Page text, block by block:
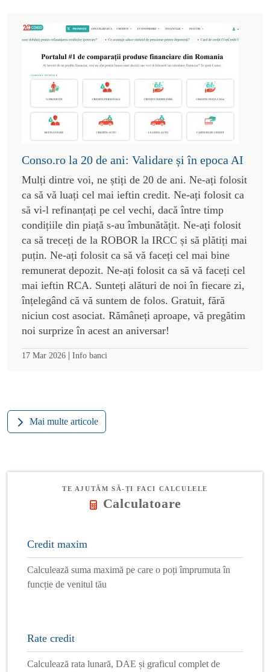
Conso.ro la 20 de ani: Validare și în epoca AI
Mulți dintre voi, ne știți de 20 de ani. Ne-ați folosit
ca să vă luați cel mai ieftin credit. Ne-ați folosit ca
să vi-l refinanțați pe cel vechi, dacă între timp
condițiile din piață s-au îmbunătățit. Ne-ați folosit
ca să treceți de la ROBOR la IRCC și să plătiți mai
puțin. Ne-ați folosit ca să vă faceți cel mai bine
remunerat depozit. Ne-ați folosit ca să vă faceți cel
mai ieftin RCA. Sunteți alături de noi în fiecare zi,
înțelegând că vă suntem de folos. Gratuit, fără
niciun cost asociat. Rămâneți aproape, vă pregătim
noi surprize în acest an aniversar!
17 Mar 2026 | Info banci
Mai multe articole
TE AJUTĂM SĂ-ȚI FACI CALCULELE
Calculatoare
Credit maxim
Calculează suma maximă pe care o poți împrumuta în
funcție de venitul tău
Rate credit
Calculează rata lunară, DAE și graficul complet de